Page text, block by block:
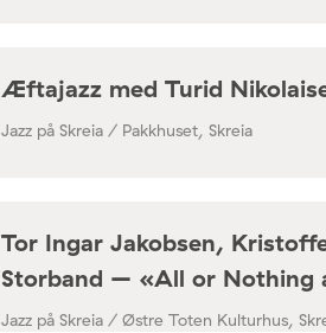
Æftajazz med Turid
Jazz på Skreia / Pakkhuset, Skreia
Tor Ingar Jakobsen,
Storband – «All or Nothing
Jazz på Skreia / Østre Toten Kulturhus,